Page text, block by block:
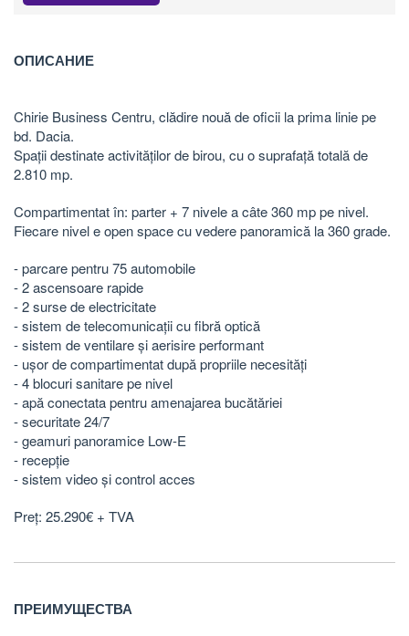
ОПИСАНИЕ
Chirie Business Centru, clădire nouă de oficii la prima linie pe
bd. Dacia.
Spații destinate activităților de birou, cu o suprafață totală de
2.810 mp.
Compartimentat în: parter + 7 nivele a câte 360 ​​​​mp pe nivel.
Fiecare nivel e open space cu vedere panoramică la 360 grade.
- parcare pentru 75 automobile
- 2 ascensoare rapide
- 2 surse de electricitate
- sistem de telecomunicații cu fibră optică
- sistem de ventilare și aerisire performant
- ușor de compartimentat după propriile necesități
- 4 blocuri sanitare pe nivel
- apă conectata pentru amenajarea bucătăriei
- securitate 24/7
- geamuri panoramice Low-E
- recepție
- sistem video și control acces
Preț: 25.290€ + TVA
ПРЕИМУЩЕСТВА